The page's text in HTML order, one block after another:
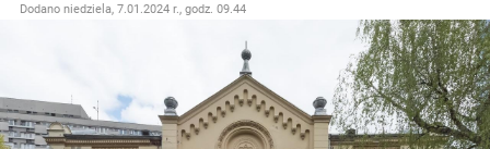
Dodano niedziela, 7.01.2024 r., godz. 09.44